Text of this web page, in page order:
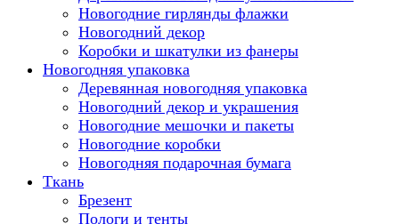
Новогодние гирлянды флажки
Новогодний декор
Коробки и шкатулки из фанеры
Новогодняя упаковка
Деревянная новогодняя упаковка
Новогодний декор и украшения
Новогодние мешочки и пакеты
Новогодние коробки
Новогодняя подарочная бумага
Ткань
Брезент
Пологи и тенты